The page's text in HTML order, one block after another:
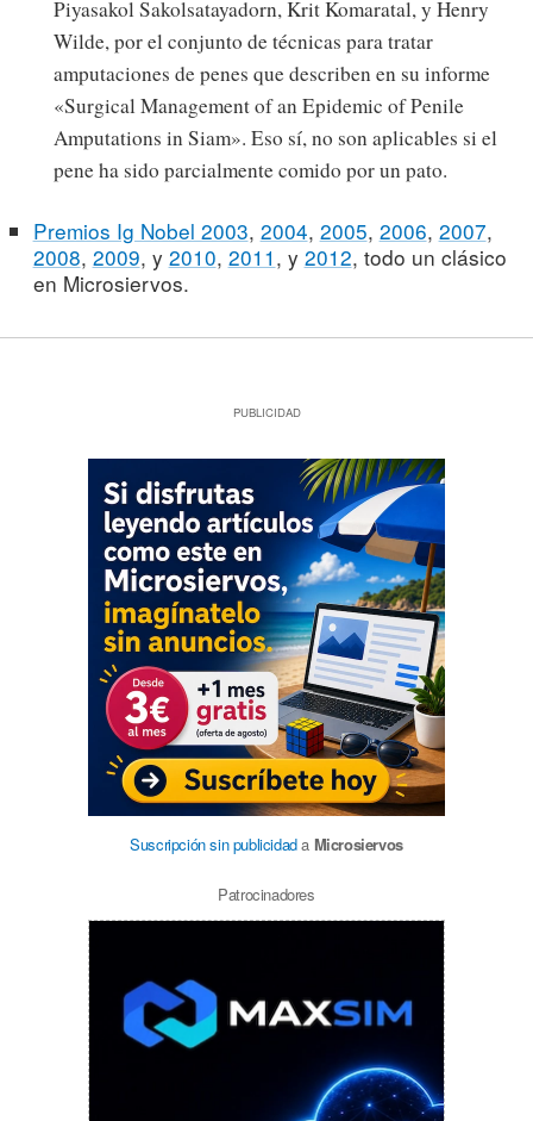
Piyasakol Sakolsatayadorn, Krit Komaratal, y Henry
Wilde, por el conjunto de técnicas para tratar
amputaciones de penes que describen en su informe
«Surgical Management of an Epidemic of Penile
Amputations in Siam». Eso sí, no son aplicables si el
pene ha sido parcialmente comido por un pato.
Premios Ig Nobel 2003, 2004, 2005, 2006, 2007,
2008, 2009, y 2010, 2011 , y 2012, todo un clásico
en Microsiervos.
PUBLICIDAD
Suscripción sin publicidada Microsiervos
Patrocinadores